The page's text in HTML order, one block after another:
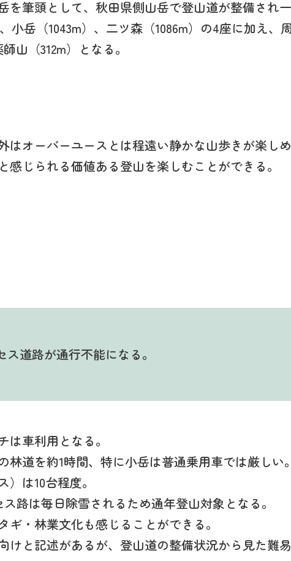
を筆頭として、秋田県側山岳で登山道が整備され
、小岳（1043m）、二ツ森（1086m）の4座に加え
山（312m）となる。
はオーバーユースとは程遠い静かな山歩きが楽し
感じられる価値ある登山を楽しむことができる。
道路が通行不能になる。
車利用となる。
林道を約1時間、特に小岳は普通乗用車では厳しい
は10台程度。
路は毎日除雪されるため通年登山対象となる。
・林業文化も感じることができる。
けと記述があるが、登山道の整備状況から見た難